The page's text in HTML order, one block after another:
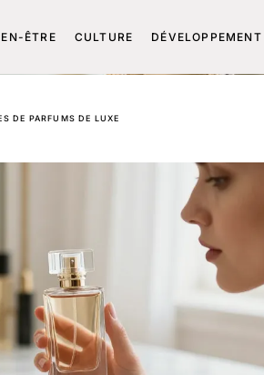
ÊTRE CULTURE
DE PARFUMS DE LUXE